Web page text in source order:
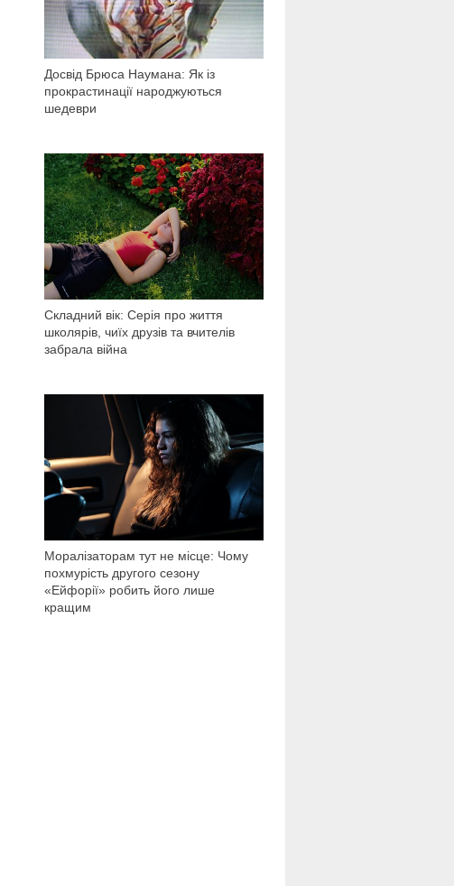
Досвід Брюса Наумана: Як із
прокрастинації народжуються
шедеври
Складний вік: Серія про життя
школярів, чиїх друзів та вчителів
забрала війна
1 161
Моралізаторам тут не місце: Чому
похмурість другого сезону
«Ейфорії» робить його лише
кращим
6 594